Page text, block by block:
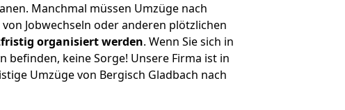
Manchmal müssen Umzüge nach
Jobwechseln oder anderen plötzlichen
organisiert werden. Wenn Sie sich in
befinden, keine Sorge! Unsere Firma ist in
Umzüge von Bergisch Gladbach nach